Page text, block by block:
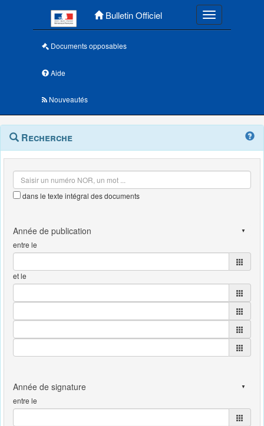
Bulletin Officiel Toggle
Documents opposables
Aide
Nouveautés
Navigation
outils
Menu
contextuel
Recherche
dans le texte intégral des documents
entre le
et le
entre le